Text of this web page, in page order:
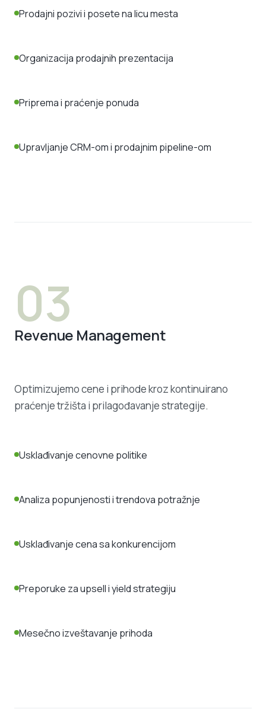
Prodajni pozivi i posete na licu mesta
Organizacija prodajnih prezentacija
Priprema i praćenje ponuda
Upravljanje CRM-om i prodajnim pipeline-om
03
Revenue Management
Optimizujemo cene i prihode kroz kontinuirano
praćenje tržišta i prilagođavanje strategije.
Usklađivanje cenovne politike
Analiza popunjenosti i trendova potražnje
Usklađivanje cena sa konkurencijom
Preporuke za upsell i yield strategiju
Mesečno izveštavanje prihoda